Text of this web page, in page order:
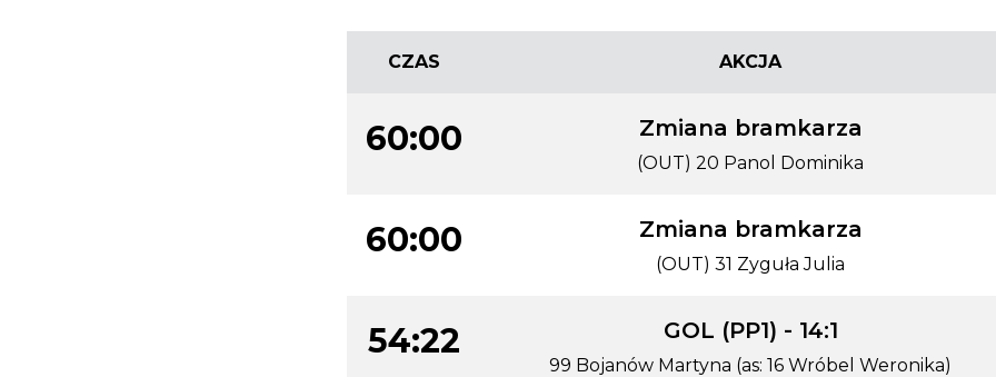
CZAS AKCJA
60:00 Zmiana bramkarza
(OUT) 20 Panol Dominika
60:00 Zmiana bramkarza
(OUT) 31 Zyguła Julia
54:22 GOL (PP1) - 14:1
99 Bojanów Martyna (as: 16 Wróbel Weronika)